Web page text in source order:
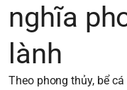
nghĩa
lành
Theo phong thủy, bể